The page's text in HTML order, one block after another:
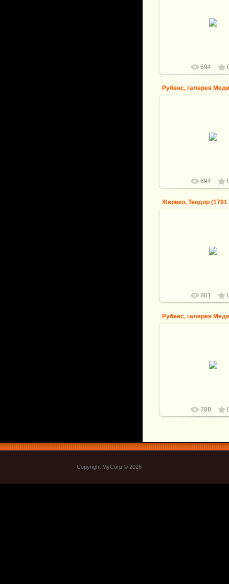
Париж) -- Клоэлия
694
Рубенс, галерея
- Учреждение
694
Париж) -- Офицер
императорской
801
Рубенс, галерея
- Встреча в
788
Copyright MyCorp © 2026